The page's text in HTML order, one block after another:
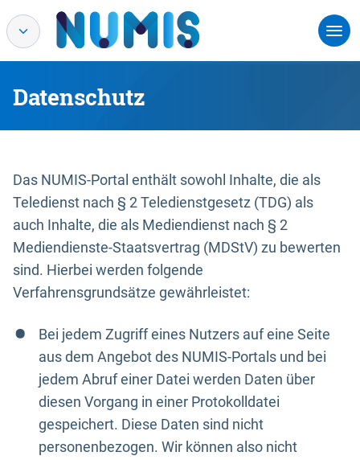
Datenschutz
Das NUMIS-Portal enthält sowohl Inhalte, die als
Teledienst nach § 2 Teledienstgesetz (TDG) als
auch Inhalte, die als Mediendienst nach § 2
Mediendienste-Staatsvertrag (MDStV) zu bewerten
sind. Hierbei werden folgende
Verfahrensgrundsätze gewährleistet:
Bei jedem Zugriff eines Nutzers auf eine Seite
aus dem Angebot des NUMIS-Portals und bei
jedem Abruf einer Datei werden Daten über
diesen Vorgang in einer Protokolldatei
gespeichert. Diese Daten sind nicht
personenbezogen. Wir können also nicht